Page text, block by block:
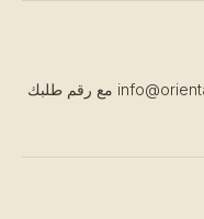
لبدء الإرجاع، يرجى الاتصال بنا على info@orientalis.co مع رقم طلبك